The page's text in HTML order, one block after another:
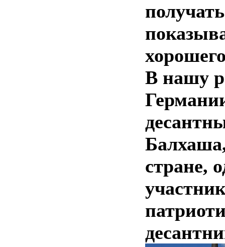
В нашу
стране,